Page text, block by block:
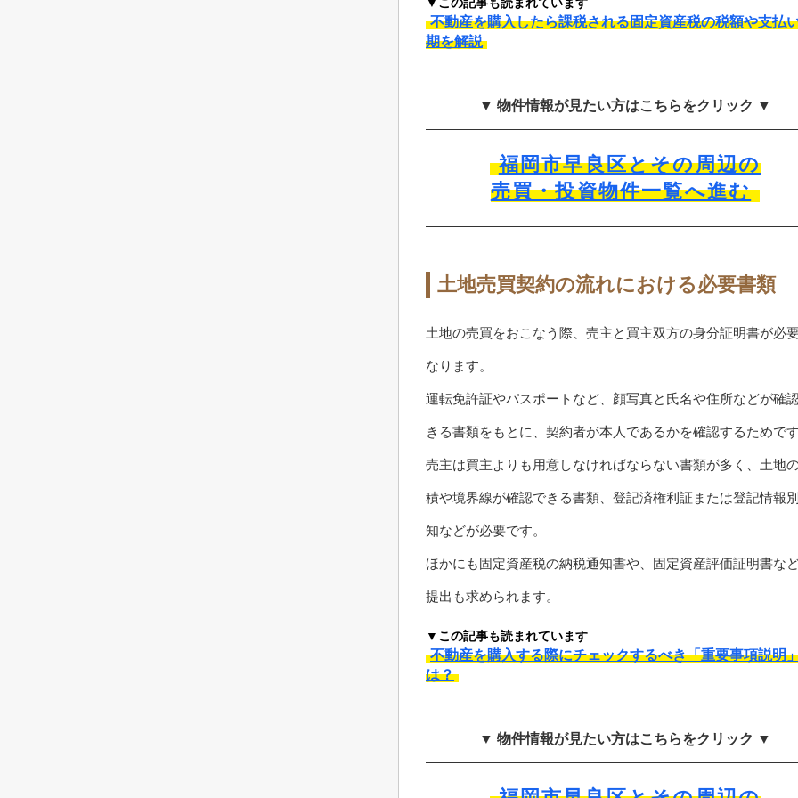
不動産を購入したら課税される固定資産税の税額や支払
期を解説
▼ 物件情報が見たい方はこちらをクリック ▼
福岡市早良区とその周辺の
売買・投資物件一覧へ進む
土地売買契約の流れにおける必要書類
土地の売買をおこなう際、売主と買主双方の身分証明書が必
なります。
運転免許証やパスポートなど、顔写真と氏名や住所などが確
きる書類をもとに、契約者が本人であるかを確認するためです
売主は買主よりも用意しなければならない書類が多く、土地
積や境界線が確認できる書類、登記済権利証または登記情報
知などが必要です。
ほかにも固定資産税の納税通知書や、固定資産評価証明書な
提出も求められます。
▼この記事も読まれています
不動産を購入する際にチェックするべき「重要事項説明
は？
▼ 物件情報が見たい方はこちらをクリック ▼